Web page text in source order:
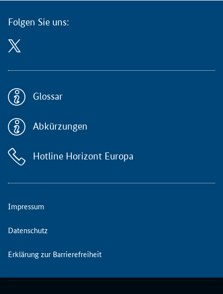
Folgen Sie uns:
Glossar
Abkürzungen
Hotline Horizont Europa
Impressum
Datenschutz
Erklärung zur Barrierefreiheit